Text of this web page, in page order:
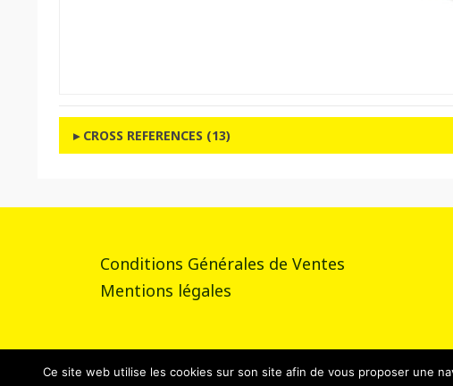
CROSS REFERENCES (13)
Conditions Générales de Ventes
Mentions légales
Ce site web utilise les cookies sur son site afin de vous proposer une